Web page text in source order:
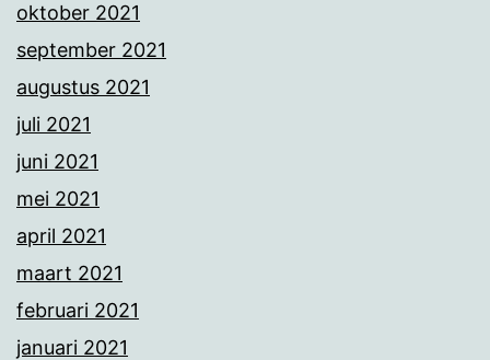
oktober 2021
september 2021
augustus 2021
juli 2021
juni 2021
mei 2021
april 2021
maart 2021
februari 2021
januari 2021